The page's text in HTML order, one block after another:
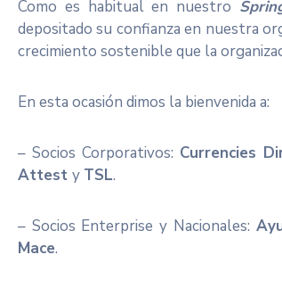
Como es habitual en nuestro
depositado su confianza en nuestra
crecimiento sostenible que la
En esta ocasión dimos la bienvenida a:
– Socios Corporativos: Currencies
Attest y TSL.
– Socios Enterprise y Nacionales:
Mace.